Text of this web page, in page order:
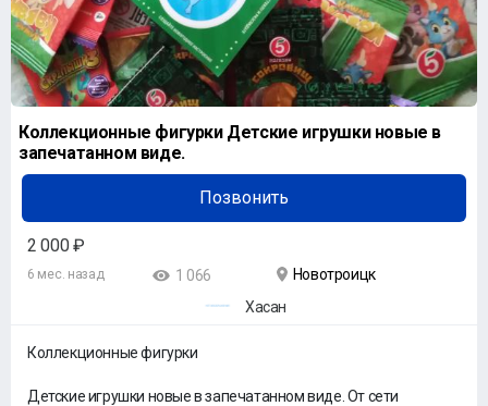
Коллекционные фигурки Детские игрушки новые в
запечатанном виде.
Позвонить
2 000 ₽
6 мес. назад 1 066
Новотроицк
Хасан
Коллекционные фигурки
Детские игрушки новые в запечатанном виде. От сети